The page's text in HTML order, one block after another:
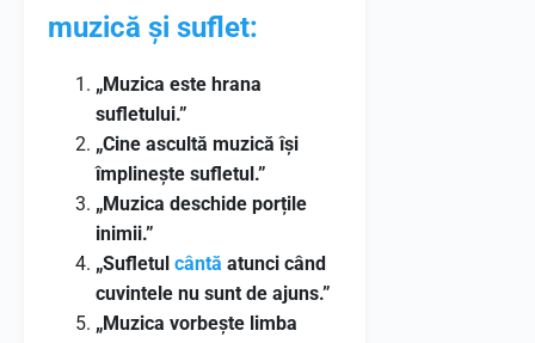
muzică și suflet:
„Muzica este hrana
sufletului.”
„Cine ascultă muzică își
împlinește sufletul.”
„Muzica deschide porțile
inimii.”
„Sufletul cântă atunci când
cuvintele nu sunt de ajuns.”
„Muzica vorbește limba